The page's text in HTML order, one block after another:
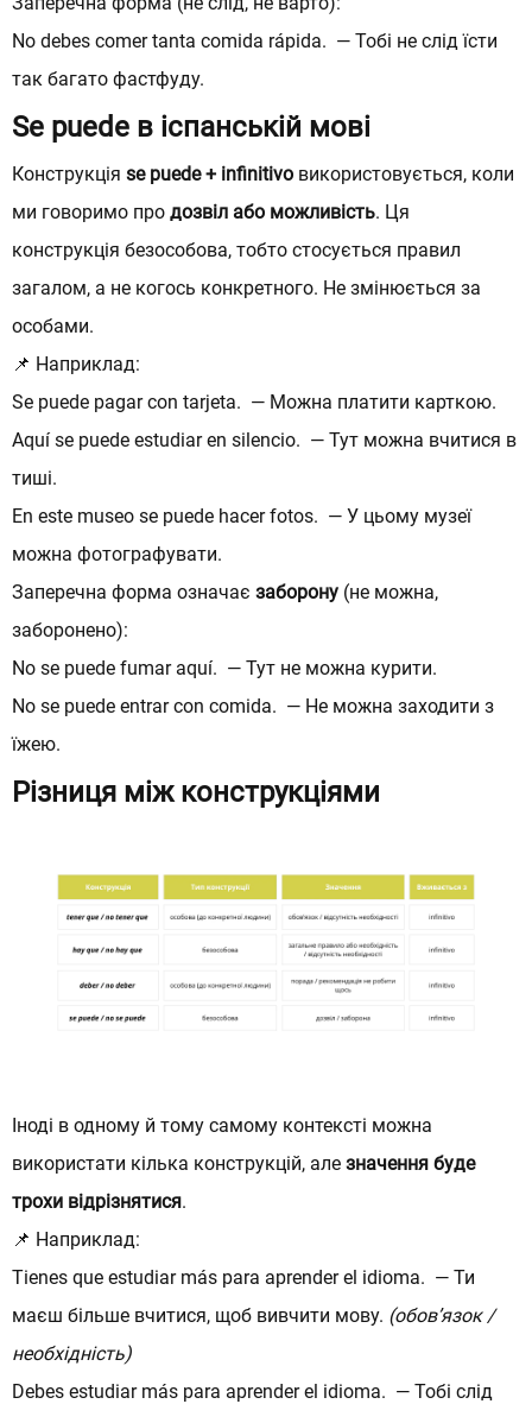
No debes comer tanta comida rápida. — Тобі не слід їсти
так багато фастфуду.
Se puede в іспанській мові
Конструкція se puede+ infinitivo використовується, коли
ми говоримо продозвіл або можливість. Ця
конструкція безособова, тобто стосується правил
загалом, а не когось конкретного. Не змінюється за
особами.
📌 Наприклад:
Se puede pagar con tarjeta. — Можна платити карткою.
Aquí se puede estudiar en silencio. — Тут можна вчитися в
тиші.
En este museo se puede hacer fotos. — У цьому музеї
можна фотографувати.
Заперечна форма означає заборону (не можна,
заборонено):
No se puede fumar aquí. — Тут не можна курити.
No se puede entrar con comida. — Не можна заходити з
їжею.
Різниця між конструкціями
Іноді в одному й тому самому контексті можна
використати кілька конструкцій, алезначення буде
трохи відрізнятися.
📌 Наприклад:
Tienes que estudiar más para aprender el idioma. — Ти
маєш більше вчитися, щоб вивчити мову. (обов’язок /
необхідність)
Debes estudiar más para aprender el idioma. — Тобі слід
Вкажіть номер в міжнародному форматі
Зручний спосіб комунікації (один
або декілька):
Оберіть месенджер
Положення про обробку і захист персональних даних
Відправити
Вкажіть номер в міжнародному форматі
Зручний спосіб комунікації (один
або декілька):
Оберіть месенджер
Положення про обробку і захист персональних даних
Відправити
Дякуємо, ваша заявка
прийнята!
Незабаром ми зв’яжемося з Вами.
Повернутися на сайт